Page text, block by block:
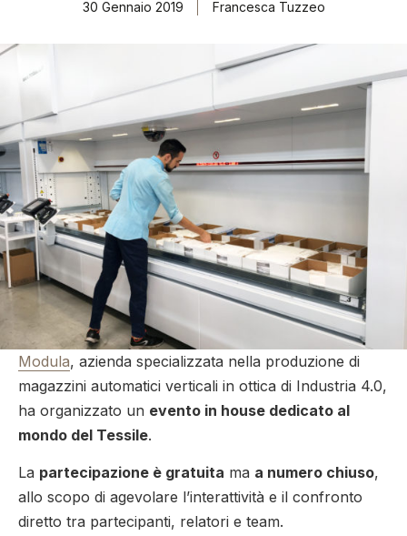
30 Gennaio 2019 Francesca Tuzzeo
Modula, azienda specializzata nella produzione di
magazzini automatici verticali in ottica di Industria 4.0,
ha organizzato un evento in house dedicato al
mondo del Tessile.
La partecipazione è gratuita ma a numero chiuso,
allo scopo di agevolare l’interattività e il confronto
diretto tra partecipanti, relatori e team.